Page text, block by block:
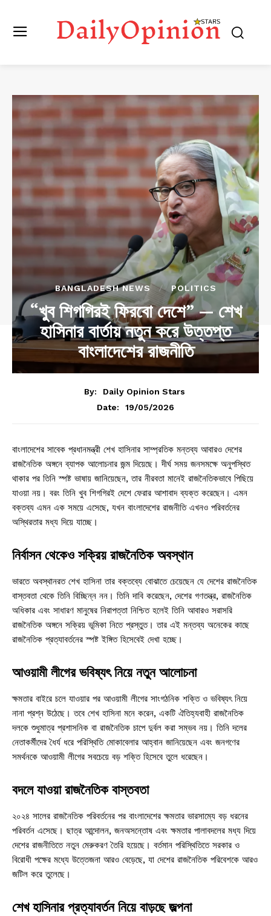
BANGLADESH NEWS POLITICS
“খুব শিগগিরই ফিরবো দেশে” — শেখ
হাসিনার বার্তায় নতুন করে উত্তপ্ত
বাংলাদেশের রাজনীতি
By:
Daily Opinion Stars
Date:
19/05/2026
বাংলাদেশের সাবেক প্রধানমন্ত্রী শেখ হাসিনার সাম্প্রতিক মন্তব্য আবারও দেশের
রাজনৈতিক অঙ্গনে ব্যাপক আলোচনার জন্ম দিয়েছে। দীর্ঘ সময় জনসমক্ষে অনুপস্থিত
থাকার পর তিনি স্পষ্ট ভাষায় জানিয়েছেন, তার নীরবতা মানেই রাজনৈতিকভাবে পিছিয়ে
যাওয়া নয়। বরং তিনি খুব শিগগিরই দেশে ফেরার আশাবাদ ব্যক্ত করেছেন। এমন
বক্তব্য এমন এক সময়ে এসেছে, যখন বাংলাদেশের রাজনীতি এখনও পরিবর্তনের
অস্থিরতার মধ্য দিয়ে যাচ্ছে।
নির্বাসন থেকেও সক্রিয় রাজনৈতিক অবস্থান
ভারতে অবস্থানরত শেখ হাসিনা তার বক্তব্যে বোঝাতে চেয়েছেন যে দেশের রাজনৈতিক
বাস্তবতা থেকে তিনি বিচ্ছিন্ন নন। তিনি দাবি করেছেন, দেশের গণতন্ত্র, রাজনৈতিক
অধিকার এবং সাধারণ মানুষের নিরাপত্তা নিশ্চিত হলেই তিনি আবারও সরাসরি
রাজনৈতিক অঙ্গনে সক্রিয় ভূমিকা নিতে প্রস্তুত। তার এই মন্তব্য অনেকের কাছে
রাজনৈতিক প্রত্যাবর্তনের স্পষ্ট ইঙ্গিত হিসেবেই দেখা হচ্ছে।
আওয়ামী লীগের ভবিষ্যৎ নিয়ে নতুন আলোচনা
ক্ষমতার বাইরে চলে যাওয়ার পর আওয়ামী লীগের সাংগঠনিক শক্তি ও ভবিষ্যৎ নিয়ে
নানা প্রশ্ন উঠেছে। তবে শেখ হাসিনা মনে করেন, একটি ঐতিহ্যবাহী রাজনৈতিক
দলকে শুধুমাত্র প্রশাসনিক বা রাজনৈতিক চাপে দুর্বল করা সম্ভব নয়। তিনি দলের
নেতাকর্মীদের ধৈর্য ধরে পরিস্থিতি মোকাবেলার আহ্বান জানিয়েছেন এবং জনগণের
সমর্থনকে আওয়ামী লীগের সবচেয়ে বড় শক্তি হিসেবে তুলে ধরেছেন।
বদলে যাওয়া রাজনৈতিক বাস্তবতা
২০২৪ সালের রাজনৈতিক পরিবর্তনের পর বাংলাদেশের ক্ষমতার ভারসাম্যে বড় ধরনের
পরিবর্তন এসেছে। ছাত্র আন্দোলন, জনঅসন্তোষ এবং ক্ষমতার পালাবদলের মধ্য দিয়ে
দেশের রাজনীতিতে নতুন মেরুকরণ তৈরি হয়েছে। বর্তমান পরিস্থিতিতে সরকার ও
বিরোধী পক্ষের মধ্যে উত্তেজনা আরও বেড়েছে, যা দেশের রাজনৈতিক পরিবেশকে আরও
জটিল করে তুলেছে।
শেখ হাসিনার প্রত্যাবর্তন নিয়ে বাড়ছে জল্পনা